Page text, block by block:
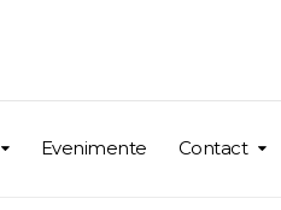
Evenimente Contact